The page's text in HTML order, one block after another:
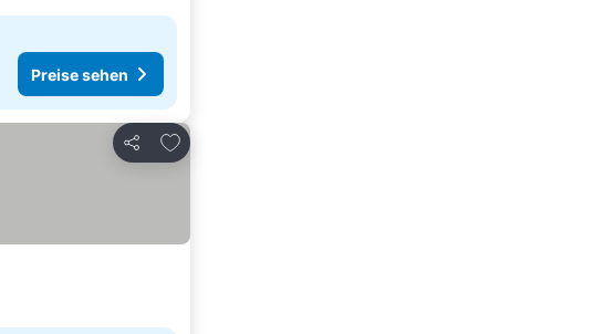
Preise sehen
Teilen
Zu Favoriten hinzufügen